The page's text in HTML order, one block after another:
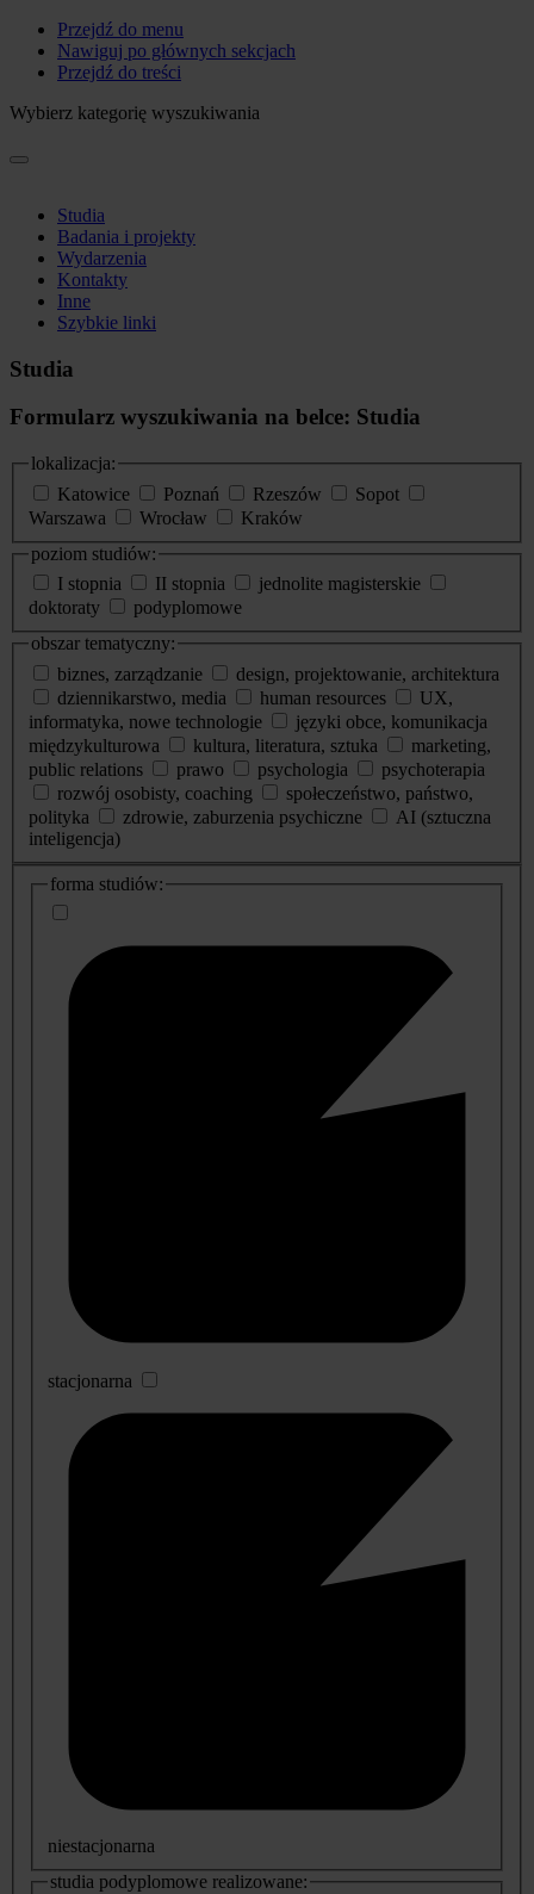
Przejdź do menu
Nawiguj po głównych sekcjach
Przejdź do treści
Wybierz kategorię wyszukiwania
Studia
Badania i projekty
Wydarzenia
Kontakty
Inne
Szybkie linki
Studia
Formularz wyszukiwania na belce: Studia
lokalizacja:
Katowice
Poznań Rzeszów
Sopot
Warszawa
Wrocław
Kraków
poziom studiów:
I stopnia
II stopnia
jednolite magisterskie
doktoraty
podyplomowe
obszar tematyczny:
biznes, zarządzanie
design, projektowanie, architektura
dziennikarstwo, media
human resources
UX,
informatyka, nowe technologie
języki obce, komunikacja
międzykulturowa
kultura, literatura, sztuka
marketing,
public relations
prawo psychologia
psychoterapia
rozwój osobisty, coaching
społeczeństwo, państwo,
polityka
zdrowie, zaburzenia psychiczne
AI (sztuczna
inteligencja)
dodatkowe
informacje
forma studiów:
stacjonarna
niestacjonarna
studia podyplomowe realizowane: